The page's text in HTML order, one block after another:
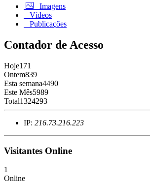
Imagens
Vídeos
Publicações
Contador de Acesso
Hoje171
Ontem839
Esta semana4490
Este Mês5989
Total1324293
IP: 216.73.216.223
Visitantes Online
1
Online